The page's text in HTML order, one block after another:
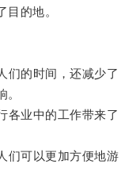
的地。
的时间，还减少了
业中的工作带来了
可以更加方便地游